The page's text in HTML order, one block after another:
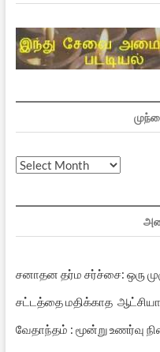
முந்தைய
சனாதன தர்ம சர்ச்சை: ஒரு
சட்டத்தை மதிக்காத
வேதாந்தம் : மூன்று உணர்வு